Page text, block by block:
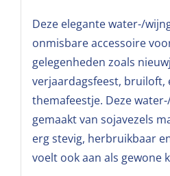
Deze elegante water-/
onmisbare accessoire
gelegenheden zoals
verjaardagsfeest, bruiloft,
themafeestje. Deze
gemaakt van sojavezels
erg stevig, herbruikbaar
voelt ook aan als gewone